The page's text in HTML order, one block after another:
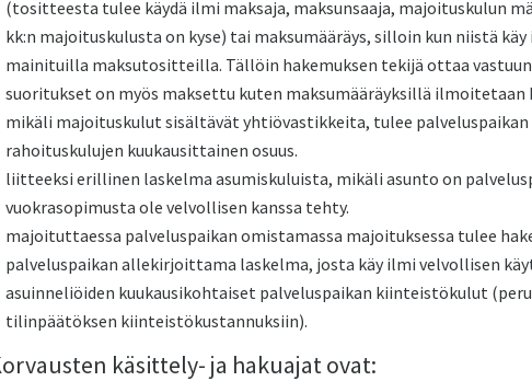
(tositteesta tulee käydä ilmi maksaja, maksunsaaja, majoituskulun
kk:n majoituskulusta on kyse) tai maksumääräys, silloin kun niistä
mainituilla maksutositteilla. Tällöin hakemuksen tekijä ottaa
suoritukset on myös maksettu kuten maksumääräyksillä ilmoitetaan
mikäli majoituskulut sisältävät yhtiövastikkeita, tulee
rahoituskulujen kuukausittainen osuus.
liitteeksi erillinen laskelma asumiskuluista, mikäli asunto on
vuokrasopimusta ole velvollisen kanssa tehty.
majoituttaessa palveluspaikan omistamassa majoituksessa tulee
palveluspaikan allekirjoittama laskelma, josta käy ilmi velvollisen
asuinneliöiden kuukausikohtaiset palveluspaikan kiinteistökulut
tilinpäätöksen kiinteistökustannuksiin).
käsittely- ja hakuajat ovat: